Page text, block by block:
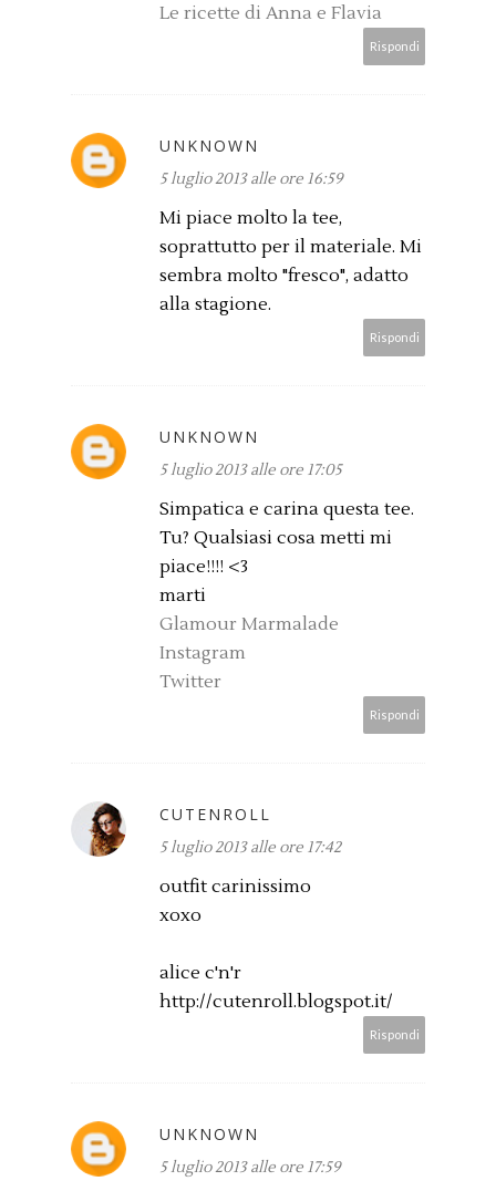
Le ricette di Anna e Flavia
Rispondi
UNKNOWN
5 luglio 2013 alle ore 16:59
Mi piace molto la tee,
soprattutto per il materiale. Mi
sembra molto "fresco", adatto
alla stagione.
Rispondi
UNKNOWN
5 luglio 2013 alle ore 17:05
Simpatica e carina questa tee.
Tu? Qualsiasi cosa metti mi
piace!!!! <3
marti
Glamour Marmalade
Instagram
Twitter
Rispondi
CUTENROLL
5 luglio 2013 alle ore 17:42
outfit carinissimo
xoxo
alice c'n'r
http://cutenroll.blogspot.it/
Rispondi
UNKNOWN
5 luglio 2013 alle ore 17:59